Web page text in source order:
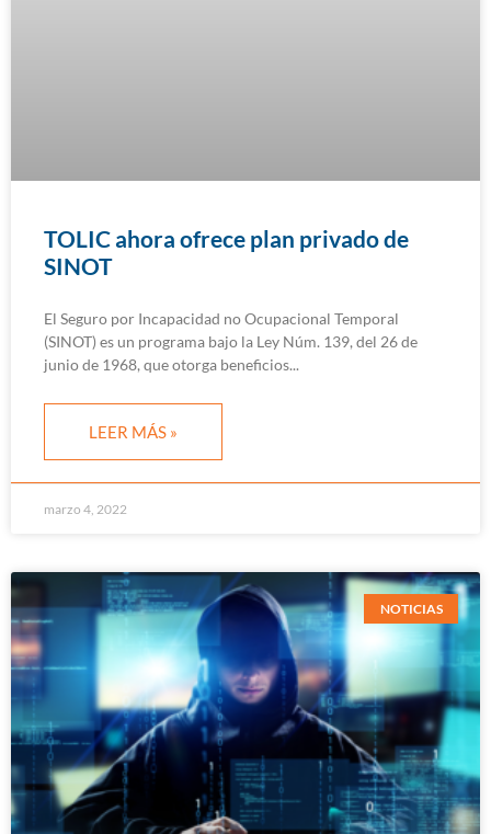
TOLIC ahora ofrece plan privado de
SINOT
El Seguro por Incapacidad no Ocupacional Temporal
(SINOT) es un programa bajo la Ley Núm. 139, del 26 de
junio de 1968, que otorga beneficios
LEER MÁS »
marzo 4, 2022
NOTICIAS